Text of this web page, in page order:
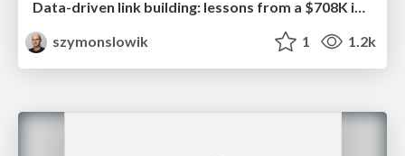
Data-driven link building: lessons from a $708K investment (BrightonSEO talk)
szymonslowik
1 1.2k